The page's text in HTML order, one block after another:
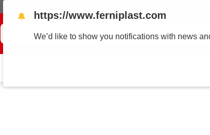
¿Qué estás buscando?
🔔 https://www.ferniplast.com
We’d like to show you notifications with news